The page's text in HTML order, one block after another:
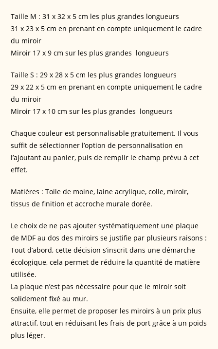
Taille M : 31 x 32 x 5 cm les plus grandes longueurs
31 x 23 x 5 cm en prenant en compte uniquement le cadre
du miroir
Miroir 17 x 9 cm sur les plus grandes longueurs
Taille S : 29 x 28 x 5 cm les plus grandes longueurs
29 x 22 x 5 cm en prenant en compte uniquement le cadre
du miroir
Miroir 17 x 10 cm sur les plus grandes longueurs
Chaque couleur est personnalisable gratuitement. Il vous
suffit de sélectionner l’option de personnalisation en
l’ajoutant au panier, puis de remplir le champ prévu à cet
effet.
Matières : Toile de moine, laine acrylique, colle, miroir,
tissus de finition et accroche murale dorée.
Le choix de ne pas ajouter systématiquement une plaque
de MDF au dos des miroirs se justifie par plusieurs raisons :
Tout d’abord, cette décision s’inscrit dans une démarche
écologique, cela permet de réduire la quantité de matière
utilisée.
La plaque n’est pas nécessaire pour que le miroir soit
solidement fixé au mur.
Ensuite, elle permet de proposer les miroirs à un prix plus
attractif, tout en réduisant les frais de port grâce à un poids
plus léger.